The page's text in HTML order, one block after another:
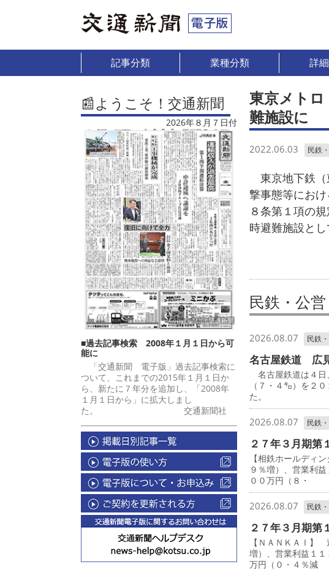
記事分類 業種分類 詳
📰ようこそ！交通新聞
2026年８月７日付
■過去記事検索 2008年１月１日から可
能に
「交通新聞 電子版」過去記事検索に
ついて、これまでの2015年１月１日か
ら、新たに７年分を追加し、「2008年
１月１日から」に拡大しまし
た。 交通新聞社
東京メト
難施設に
2022.06.03 民鉄
東京地下鉄（
撃事態等にお
８条第１項の
時避難施設とし
民鉄・公
2026.08.07 民鉄
名古屋鉄道 広
名古屋鉄道は４
（７・４㌔）を２
た。
2026.08.07 民鉄
２７年３月期
【相鉄ホールディ
９％増）、営業利
００万円（８・
2026.08.07 民鉄
２７年３月期
【ＮＡＮＫＡＩ】
増）、営業利益１
万円（０・４％減